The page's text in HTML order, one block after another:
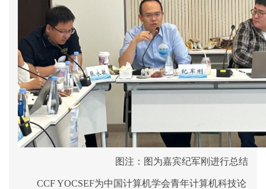
图注 ：图为嘉宾纪军刚 进行总结
CCF YOCSEF为中国计算机学会青年计算机科技论